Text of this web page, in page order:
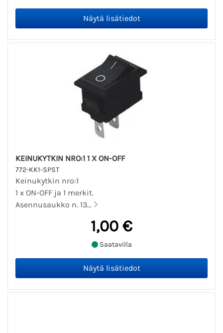
KEINUKYTKIN NRO:1 1 X ON-OFF
772-KK1-SPST
Keinukytkin nro:1
1 x ON-OFF ja 1 merkit.
Asennusaukko n. 13...
1,00 €
Saatavilla